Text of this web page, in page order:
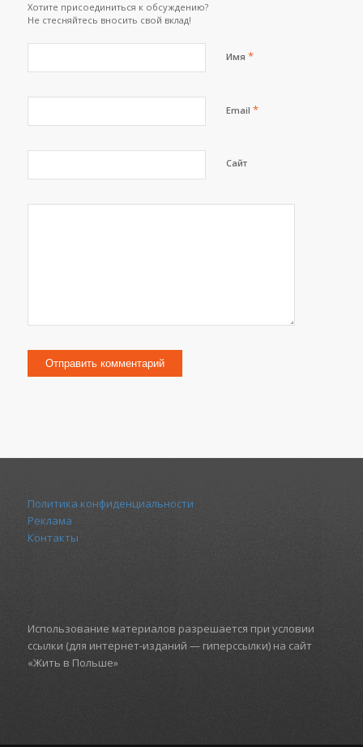
Хотите присоединиться к обсуждению?
Не стесняйтесь вносить свой вклад!
Имя *
Email *
Сайт
Политика конфиденциальности
Реклама
Контакты
Использование материалов разрешается при условии
ссылки (для интернет-изданий — гиперссылки) на сайт
«Жить в Польше»